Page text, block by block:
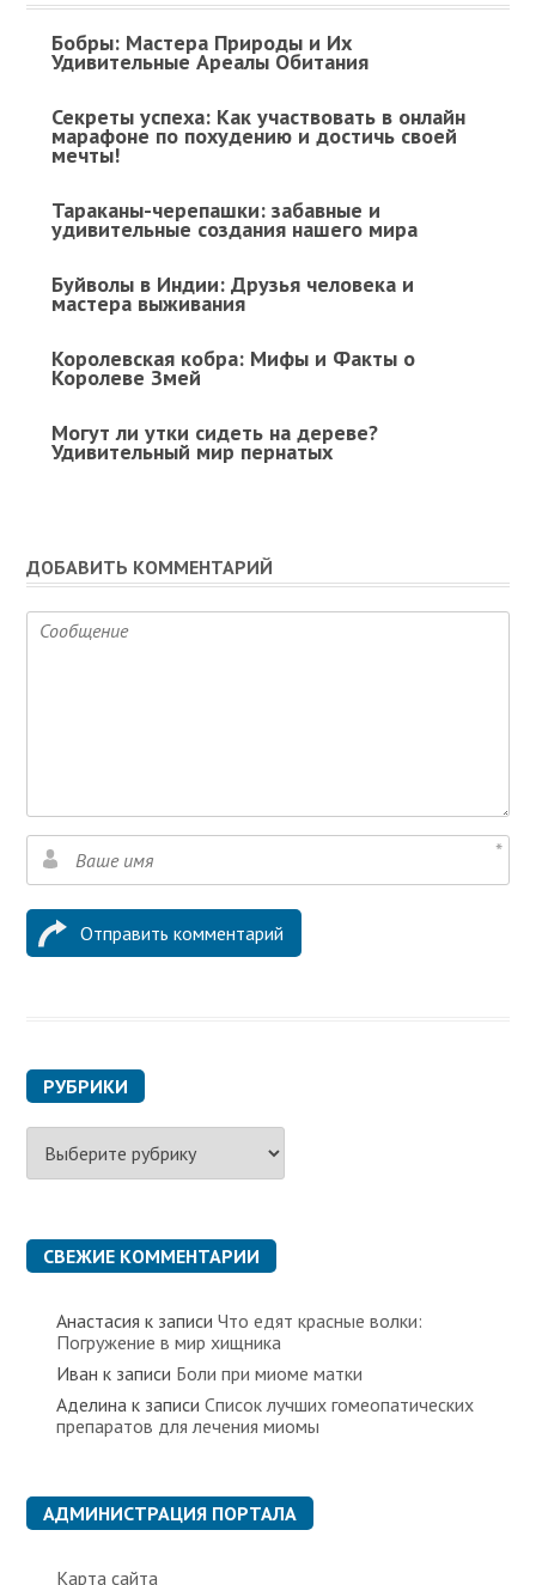
Бобры: Мастера Природы и Их
Удивительные Ареалы Обитания
Секреты успеха: Как участвовать в онлайн
марафоне по похудению и достичь своей
мечты!
Тараканы-черепашки: забавные и
удивительные создания нашего мира
Буйволы в Индии: Друзья человека и
мастера выживания
Королевская кобра: Мифы и Факты о
Королеве Змей
Могут ли утки сидеть на дереве?
Удивительный мир пернатых
ДОБАВИТЬ КОММЕНТАРИЙ
РУБРИКИ
б
к
и СВЕЖИЕ КОММЕНТАРИИ
Анастасия к записиЧто едят красные волки:
Погружение в мир хищника
Иван к записи Боли при миоме матки
Аделина к записиСписок лучших гомеопатических
препаратов для лечения миомы
АДМИНИСТРАЦИЯ ПОРТАЛА
Карта сайта